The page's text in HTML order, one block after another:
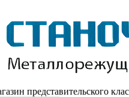
представительского